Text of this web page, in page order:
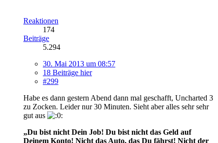
Reaktionen
174
Beiträge
5.294
30. Mai 2013 um 08:57
18 Beiträge hier
#299
Habe es dann gestern Abend dann mal geschafft, Uncharted 3
zu Zocken. Leider nur 30 Minuten. Sieht aber alles sehr sehr
gut aus
„Du bist nicht Dein Job! Du bist nicht das Geld auf
Deinem Konto! Nicht das Auto, das Du fährst! Nicht der